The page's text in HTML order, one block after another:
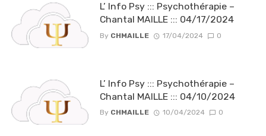
L’ Info Psy ::: Psychothérapie –
Chantal MAILLE ::: 04/17/2024
By CHMAILLE 17/04/2024 0
L’ Info Psy ::: Psychothérapie –
Chantal MAILLE ::: 04/10/2024
By CHMAILLE 10/04/2024 0